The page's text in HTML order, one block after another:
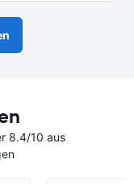
8.4/10 aus